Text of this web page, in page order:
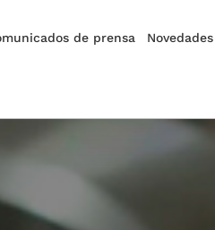
de prensa Novedades